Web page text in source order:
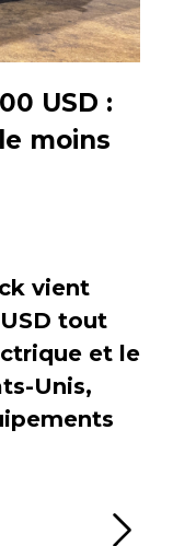
USD :
moins
vient
tout
et le
Unis,